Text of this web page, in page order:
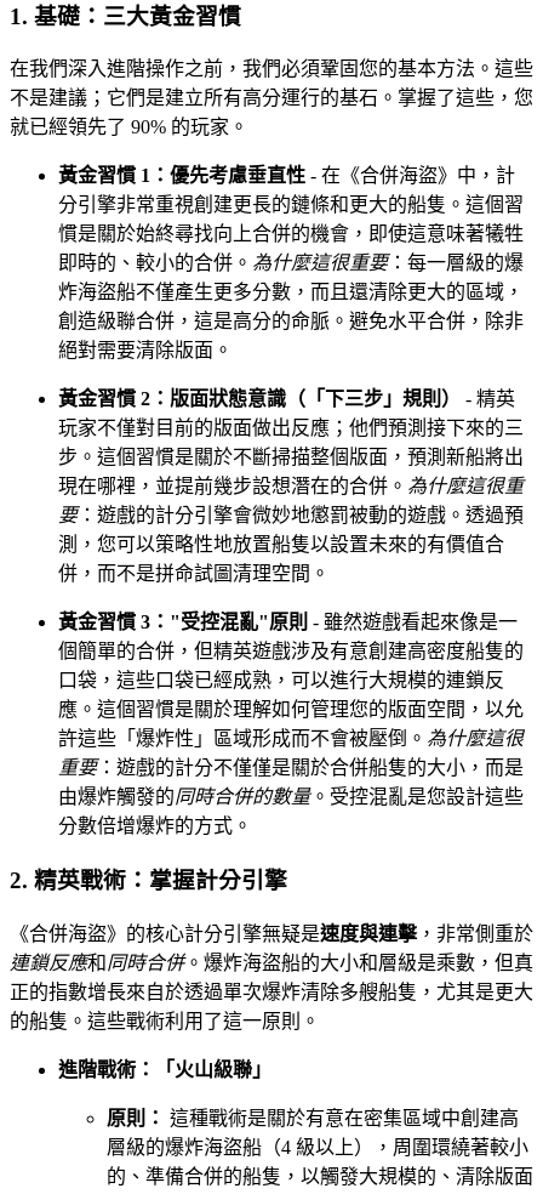
1. 基礎：三大黃金習慣
在我們深入進階操作之前，我們必須鞏固您的基本方法。這些
不是建議；它們是建立所有高分運行的基石。掌握了這些，您
就已經領先了 90% 的玩家。
黃金習慣 1：優先考慮垂直性 - 在《合併海盜》中，計
分引擎非常重視創建更長的鏈條和更大的船隻。這個習
慣是關於始終尋找向上合併的機會，即使這意味著犧牲
即時的、較小的合併。 為什麼這很重要：每一層級的爆
炸海盜船不僅產生更多分數，而且還清除更大的區域，
創造級聯合併，這是高分的命脈。避免水平合併，除非
絕對需要清除版面。
黃金習慣 2：版面狀態意識（「下三步」規則）
- 精英
玩家不僅對目前的版面做出反應；他們預測接下來的三
步。這個習慣是關於不斷掃描整個版面，預測新船將出
現在哪裡，並提前幾步設想潛在的合併。 為什麼這很重
要：遊戲的計分引擎會微妙地懲罰被動的遊戲。透過預
測，您可以策略性地放置船隻以設置未來的有價值合
併，而不是拼命試圖清理空間。
黃金習慣 3："受控混亂"原則 - 雖然遊戲看起來像是一
個簡單的合併，但精英遊戲涉及有意創建高密度船隻的
口袋，這些口袋已經成熟，可以進行大規模的連鎖反
應。這個習慣是關於理解如何管理您的版面空間，以允
許這些「爆炸性」區域形成而不會被壓倒。 為什麼這很
重要：遊戲的計分不僅僅是關於合併船隻的大小，而是
由爆炸觸發的同時合併的數量。受控混亂是您設計這些
分數倍增爆炸的方式。
2. 精英戰術：掌握計分引擎
《合併海盜》的核心計分引擎無疑是速度與連擊，非常側重於
連鎖反應和同時合併。爆炸海盜船的大小和層級是乘數，但真
正的指數增長來自於透過單次爆炸清除多艘船隻，尤其是更大
的船隻。這些戰術利用了這一原則。
進階戰術：「火山級聯」
原則： 這種戰術是關於有意在密集區域中創建高
層級的爆炸海盜船（4 級以上），周圍環繞著較小
的、準備合併的船隻，以觸發大規模的、清除版面